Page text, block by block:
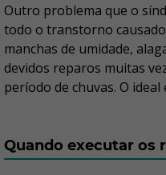
Outro problema que o
todo o transtorno
manchas de umidade,
devidos reparos muitas
período de chuvas. O
Quando executar os